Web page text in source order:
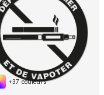
+37 couleurs